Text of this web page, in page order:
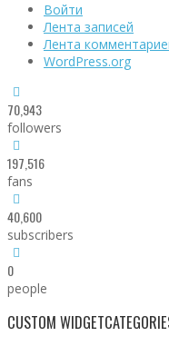
Войти
Лента записей
Лента
WordPress.org
70,943
followers
197,516
fans
40,600
subscribers
0
people
CUSTOM WIDGET